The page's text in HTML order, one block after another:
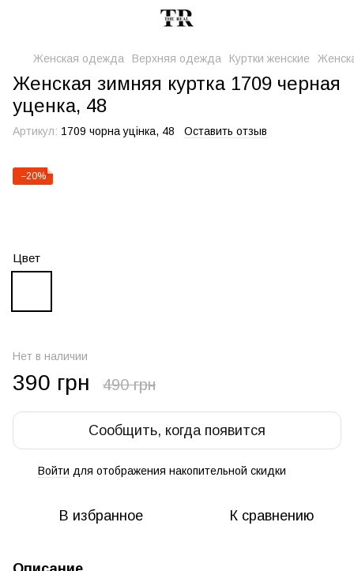
Женская одежда Верхняя одежда Куртки женские
Женская зимняя куртка 1709 черная
уценка, 48
Артикул: 1709 чорна уцінка, 48 Оставить отзыв
−20%
Цвет
Нет в наличии
390 грн 490 грн
Сообщить, когда появится
Войти для отображения накопительной скидки
В избранное К сравнению